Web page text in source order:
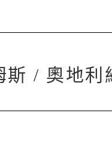
/ 奧地利